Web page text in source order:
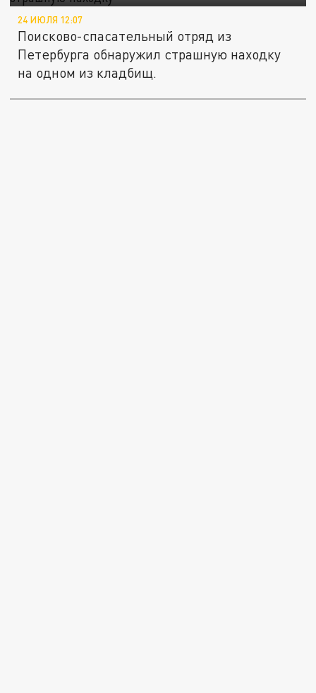
24 ИЮЛЯ 12:07
Поисково-спасательный отряд из
Петербурга обнаружил страшную находку
на одном из кладбищ.